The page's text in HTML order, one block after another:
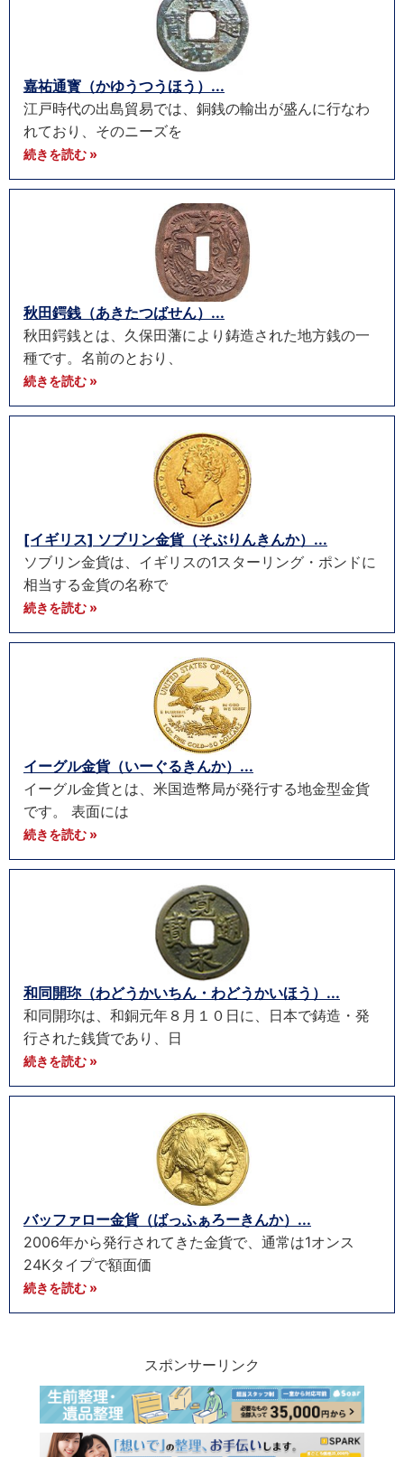
嘉祐通寳（かゆうつうほう）...
江戸時代の出島貿易では、銅銭の輸出が盛んに行なわ
れており、そのニーズを
続きを読む »
秋田鍔銭（あきたつばせん）...
秋田鍔銭とは、久保田藩により鋳造された地方銭の一
種です。名前のとおり、
続きを読む »
[イギリス] ソブリン金貨（そぶりんきんか）...
ソブリン金貨は、イギリスの1スターリング・ポンドに
相当する金貨の名称で
続きを読む »
イーグル金貨（いーぐるきんか）...
イーグル金貨とは、米国造幣局が発行する地金型金貨
です。 表面には
続きを読む »
和同開珎（わどうかいちん・わどうかいほう）...
和同開珎は、和銅元年８月１０日に、日本で鋳造・発
行された銭貨であり、日
続きを読む »
バッファロー金貨（ばっふぁろーきんか）...
2006年から発行されてきた金貨で、通常は1オンス
24Kタイプで額面価
続きを読む »
スポンサーリンク